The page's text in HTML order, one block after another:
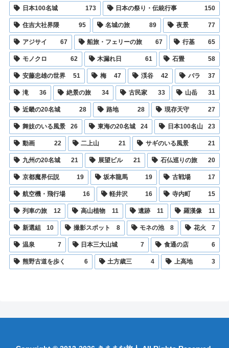
日本100名城 173 日本の祭り・伝統行事 150
住吉大社界隈 95 名城の旅 89 夜景 77
アジサイ 67 船旅・フェリーの旅 67 行基 65
モノクロ 62 木漏れ日 61 石畳 58
安藤忠雄の世界 51 梅 47 渓谷 42 バラ 37
滝 36 絶景の旅 34 古民家 33 山岳 31
近畿の20名城 28 路地 28 現存天守 27
舞妓のいる風景 26 東海の20名城 24 日本100名山 23
動画 22 二上山 21 サギのいる風景 21
九州の20名城 21 展望ビル 21 石仏巡りの旅 20
京都魔界伝説 19 坂本龍馬 19 古戦場 17
航空機・飛行場 16 軽井沢 16 寺内町 15
列車の旅 12 高山植物 11 遺跡 11 羅漢像 11
新選組 10 撮影スポット 8 モネの池 8 花火 7
温泉 7 日本三大山城 7 食通の店 6
熊野古道を歩く 6 土方歳三 4 上高地 3